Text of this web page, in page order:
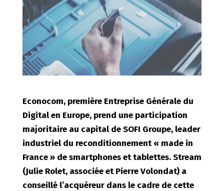
Econocom, première Entreprise Générale du
Digital en Europe, prend une participation
majoritaire au capital de SOFI Groupe, leader
industriel du reconditionnement « made in
France » de smartphones et tablettes. Stream
(Julie Rolet, associée et Pierre Volondat) a
conseillé l’acquéreur dans le cadre de cette